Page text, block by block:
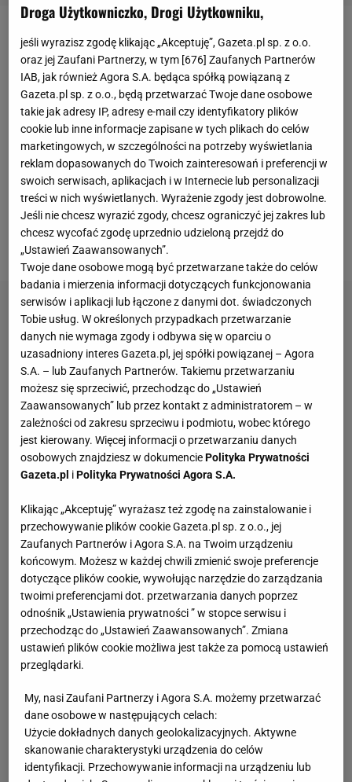
Marta Kostjuk jest jedną z najbardziej
utalentowanych ukraińskich tenisistek. Jako juniorka
osiągała wielkie sukcesy - w tym triumfy w
turniejach wielkoszlemowych - ale na razie nie
potrafi ich przełożyć na rywalizację seniorską. Jej
największym dotychczasowym osiągnięciem jest
awans do czwartej rundy wielkoszlemowego
Rolanda Garrosaw 2021 r. Wówczas przegrała z Igą
Świątek, która finalnie sięgnęła później po tytuł. Na
swoim koncie ma jeden tytuł rangi
Droga Użytkowniczko, Drogi Użytkowniku,
jeśli wyrazisz zgodę klikając „Akceptuję”, Gazeta.pl sp. z o.o.
oraz jej Zaufani Partnerzy, w tym [676] Zaufanych Partnerów
IAB, jak również Agora S.A. będąca spółką powiązaną z
Gazeta.pl sp. z o.o., będą przetwarzać Twoje dane osobowe
takie jak adresy IP, adresy e-mail czy identyfikatory plików
cookie lub inne informacje zapisane w tych plikach do celów
marketingowych, w szczególności na potrzeby wyświetlania
reklam dopasowanych do Twoich zainteresowań i preferencji w
swoich serwisach, aplikacjach i w Internecie lub personalizacji
treści w nich wyświetlanych. Wyrażenie zgody jest dobrowolne.
Jeśli nie chcesz wyrazić zgody, chcesz ograniczyć jej zakres lub
chcesz wycofać zgodę uprzednio udzieloną przejdź do
„Ustawień Zaawansowanych”.
Twoje dane osobowe mogą być przetwarzane także do celów
badania i mierzenia informacji dotyczących funkcjonowania
serwisów i aplikacji lub łączone z danymi dot. świadczonych
Tobie usług. W określonych przypadkach przetwarzanie
danych nie wymaga zgody i odbywa się w oparciu o
uzasadniony interes Gazeta.pl, jej spółki powiązanej – Agora
S.A. – lub Zaufanych Partnerów. Takiemu przetwarzaniu
możesz się sprzeciwić, przechodząc do „Ustawień
Zaawansowanych” lub przez kontakt z administratorem – w
zależności od zakresu sprzeciwu i podmiotu, wobec którego
jest kierowany. Więcej informacji o przetwarzaniu danych
osobowych znajdziesz w dokumenciePolityka Prywatności
Gazeta.pl iPolityka Prywatności Agora S.A.
Klikając „Akceptuję” wyrażasz też zgodę na zainstalowanie i
przechowywanie plików cookie Gazeta.pl sp. z o.o., jej
Zaufanych Partnerów i Agora S.A. na Twoim urządzeniu
końcowym. Możesz w każdej chwili zmienić swoje preferencje
dotyczące plików cookie, wywołując narzędzie do zarządzania
twoimi preferencjami dot. przetwarzania danych poprzez
odnośnik „Ustawienia prywatności ” w stopce serwisu i
przechodząc do „Ustawień Zaawansowanych”. Zmiana
ustawień plików cookie możliwa jest także za pomocą ustawień
przeglądarki.
My, nasi Zaufani Partnerzy i Agora S.A. możemy przetwarzać
dane osobowe w następujących celach:
Użycie dokładnych danych geolokalizacyjnych. Aktywne
skanowanie charakterystyki urządzenia do celów
identyfikacji. Przechowywanie informacji na urządzeniu lub